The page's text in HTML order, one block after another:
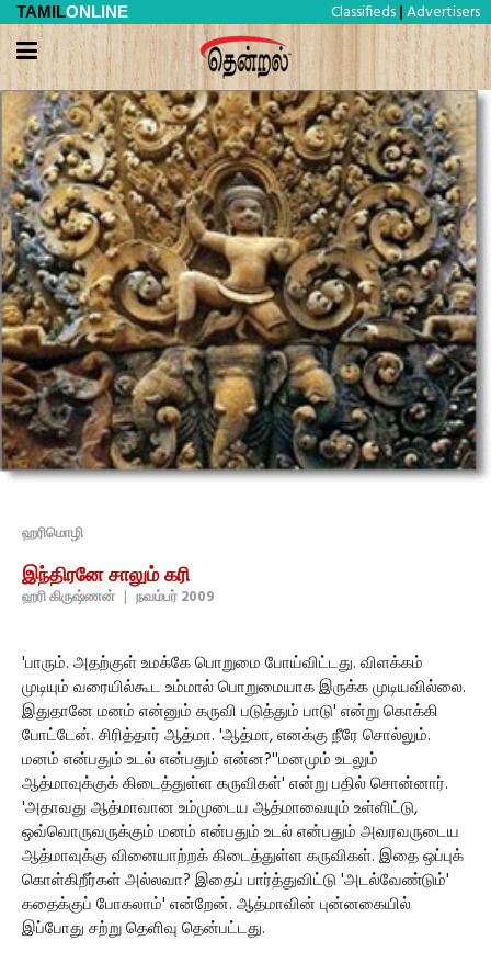
TAMILONLINE Classifieds | Advertisers
ஹரிமொழி
இந்திரனே சாலும் கரி
ஹரி கிருஷ்ணன் | நவம்பர் 2009
'பாரும். அதற்குள் உமக்கே பொறுமை போய்விட்டது. விளக்கம்
முடியும் வரையில்கூட உம்மால் பொறுமையாக இருக்க முடியவில்லை.
இதுதானே மனம் என்னும் கருவி படுத்தும் பாடு' என்று கொக்கி
போட்டேன். சிரித்தார் ஆத்மா. 'ஆத்மா, எனக்கு நீரே சொல்லும்.
மனம் என்பதும் உடல் என்பதும் என்ன?''மனமும் உடலும்
ஆத்மாவுக்குக் கிடைத்துள்ள கருவிகள்' என்று பதில் சொன்னார்.
'அதாவது ஆத்மாவான உம்முடைய ஆத்மாவையும் உள்ளிட்டு,
ஒவ்வொருவருக்கும் மனம் என்பதும் உடல் என்பதும் அவரவருடைய
ஆத்மாவுக்கு வினையாற்றக் கிடைத்துள்ள கருவிகள். இதை ஒப்புக்
கொள்கிறீர்கள் அல்லவா? இதைப் பார்த்துவிட்டு 'அடல்வேண்டும்'
கதைக்குப் போகலாம்' என்றேன். ஆத்மாவின் புன்னகையில்
இப்போது சற்று தெளிவு தென்பட்டது.